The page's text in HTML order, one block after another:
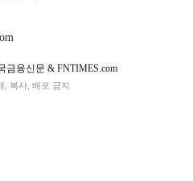
금융신문 & FNTIMES.com
, 복사, 배포 금지